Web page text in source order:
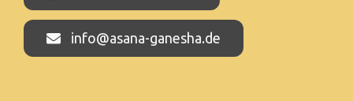
info@asana-ganesha.de